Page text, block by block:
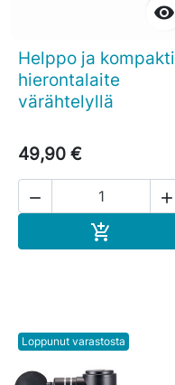

Helppo ja kompakti
hierontalaite
värähtelyllä
49,90 €
 

Loppunut varastosta